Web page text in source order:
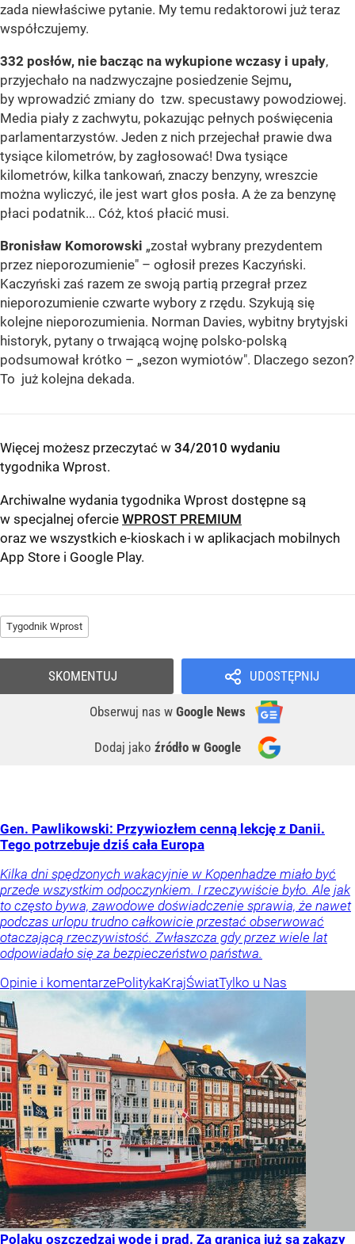
zada niewłaściwe pytanie. My temu redaktorowi już teraz
współczujemy.
332 posłów, nie bacząc na wykupione wczasy i upały,
przyjechało na nadzwyczajne posiedzenie Sejmu,
by wprowadzić zmiany do tzw. specustawy powodziowej.
Media piały z zachwytu, pokazując pełnych poświęcenia
parlamentarzystów. Jeden z nich przejechał prawie dwa
tysiące kilometrów, by zagłosować! Dwa tysiące
kilometrów, kilka tankowań, znaczy benzyny, wreszcie
można wyliczyć, ile jest wart głos posła. A że za benzynę
płaci podatnik... Cóż, ktoś płacić musi.
Bronisław Komorowski „został wybrany prezydentem
przez nieporozumienie" – ogłosił prezes Kaczyński.
Kaczyński zaś razem ze swoją partią przegrał przez
nieporozumienie czwarte wybory z rzędu. Szykują się
kolejne nieporozumienia. Norman Davies, wybitny brytyjski
historyk, pytany o trwającą wojnę polsko-polską
podsumował krótko – „sezon wymiotów". Dlaczego sezon?
To już kolejna dekada.
Więcej możesz przeczytać w 34/2010 wydaniu
tygodnika Wprost.
Archiwalne wydania tygodnika Wprost dostępne są
w specjalnej ofercie WPROST PREMIUM
oraz we wszystkich e-kioskach i w aplikacjach mobilnych
App Store i Google Play.
Tygodnik Wprost
UDOSTĘPNIJ
Obserwuj nas w Google News
Dodaj jako źródło w Google
SKOMENTUJ
Gen. Pawlikowski: Przywiozłem cenną lekcję z Danii.
Tego potrzebuje dziś cała Europa
Kilka dni spędzonych wakacyjnie w Kopenhadze miało być
przede wszystkim odpoczynkiem. I rzeczywiście było. Ale jak
to często bywa, zawodowe doświadczenie sprawia, że nawet
podczas urlopu trudno całkowicie przestać obserwować
otaczającą rzeczywistość. Zwłaszcza gdy przez wiele lat
odpowiadało się za bezpieczeństwo państwa.
Opinie i komentarzePolitykaKrajŚwiatTylko u Nas
Polaku oszczędzaj wodę i prąd. Za granicą już są zakazy